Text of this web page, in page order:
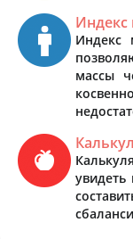
Индекс
Индекс
массы